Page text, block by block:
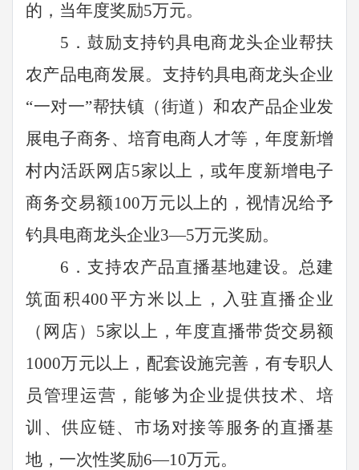
的，当年度奖励5万元。
5 ．鼓励支持钓具电商龙头企业帮扶
农产品电商发展。支持钓具电商龙头企业
“一对一”帮扶镇（街道）和农产品企业发
展电子商务、培育电商人才等，年度新增
村内活跃网店5家以上，或年度新增电子
商务交易额100万元以上的，视情况给予
钓具电商龙头企业3—5万元奖励。
6 ．支持农产品直播基地建设。总建
筑面积400平方米以上，入驻直播企业
（网店） 5家以上，年度直播带货交易额
1000万元以上，配套设施完善，有专职人
员管理运营，能够为企业提供技术、培
训、供应链、市场对接等服务的直播基
地，一次性奖励6—10万元。